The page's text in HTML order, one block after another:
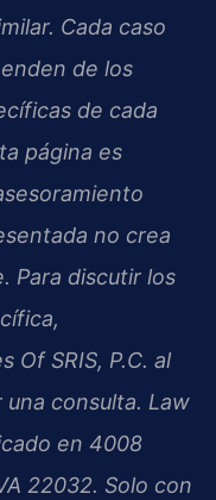
Cada caso
de los
de cada
página es
no crea
Para discutir los
Of SRIS, P.C. al
consulta. Law
en 4008
22032. Solo con